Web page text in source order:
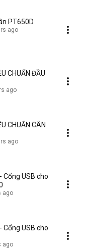
PT650D
ago
CHUẨN ĐẦU
ago
CHUẨN CÂN
ago
Cổng USB cho
ago
Cổng USB cho
ago